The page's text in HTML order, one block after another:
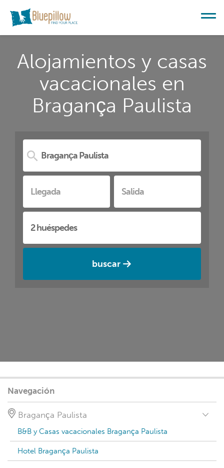
Alojamientos y casas
vacacionales en
Bragança Paulista
buscar
Navegación
Bragança Paulista
B&B y Casas vacacionales Bragança Paulista
Hotel Bragança Paulista